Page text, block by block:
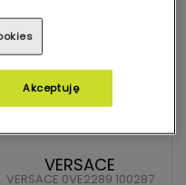
DODAJ DO KOSZYKA
VERSACE
VERSACE 0VE2289 100287
Akceptuję